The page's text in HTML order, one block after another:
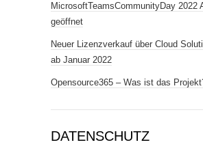
MicrosoftTeamsCommunityDay 2022
geöffnet
Neuer Lizenzverkauf über Cloud
ab Januar 2022
Opensource365 – Was ist das
DATENSCHUTZ